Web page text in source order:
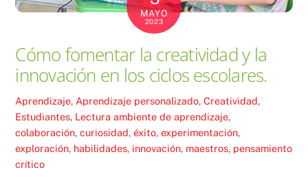
MAYO
2023
Cómo fomentar la creatividad y la
innovación en los ciclos escolares.
Aprendizaje, Aprendizaje personalizado,Creatividad,
Estudiantes, Lectura ambiente de aprendizaje,
colaboración,curiosidad,éxito,experimentación,
exploración, habilidades, innovación, maestros, pensamiento
crítico